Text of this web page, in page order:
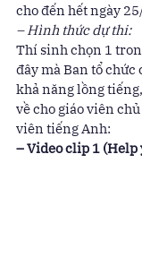
cho đến hết ngày
– Hình thức dự thi:
Thí sinh chọn 1
đây mà Ban tổ chức
khả năng lồng
về cho giáo viên
viên tiếng Anh:
– Video clip 1